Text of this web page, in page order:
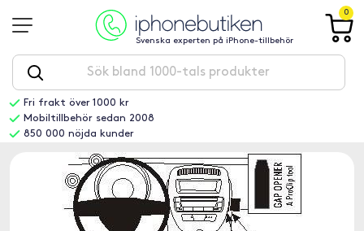
Svenska experten på iPhone-tillbehör
0
Fri frakt över 1000 kr
Mobiltillbehör sedan 2008
850 000 nöjda kunder